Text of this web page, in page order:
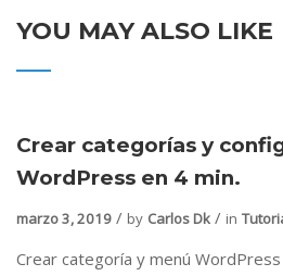
YOU MAY ALSO LIKE
Crear categorías y
WordPress en 4 min.
marzo 3, 2019 by Carlos Dk in
Crear categoría y menú